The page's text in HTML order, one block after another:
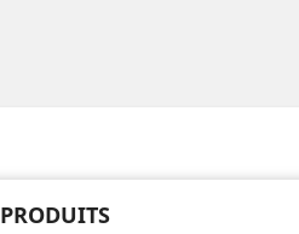
PRODUITS